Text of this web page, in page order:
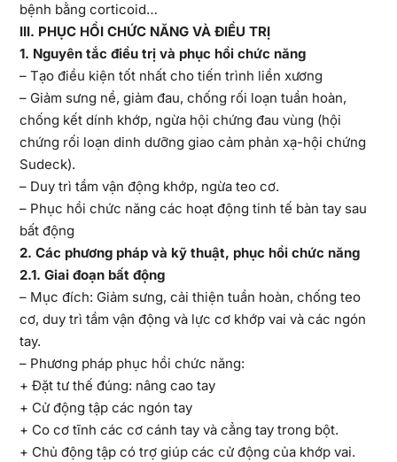
bệnh bằng corticoid…
III. PHỤC HỒI CHỨC NĂNG VÀ ĐIỀU TRỊ
1. Nguyên tắc điều trị và phục hồi chức năng
– Tạo điều kiện tốt nhất cho tiến trình liền xương
– Giảm sưng nề, giảm đau, chống rối loạn tuần hoàn,
chống kết dính khớp, ngừa hội chứng đau vùng (hội
chứng rối loạn dinh dưỡng giao cảm phản xạ-hội chứng
Sudeck).
– Duy trì tầm vận động khớp, ngừa teo cơ.
– Phục hồi chức năng các hoạt động tinh tế bàn tay sau
bất động
2. Các phương pháp và kỹ thuật, phục hồi chức năng
2.1. Giai đoạn bất động
– Mục đích: Giảm sưng, cải thiện tuần hoàn, chống teo
cơ, duy trì tầm vận động và lực cơ khớp vai và các ngón
tay.
– Phương pháp phục hồi chức năng:
+ Đặt tư thế đúng: nâng cao tay
+ Cử động tập các ngón tay
+ Co cơ tĩnh các cơ cánh tay và cẳng tay trong bột.
+ Chủ động tập có trợ giúp các cử động của khớp vai.